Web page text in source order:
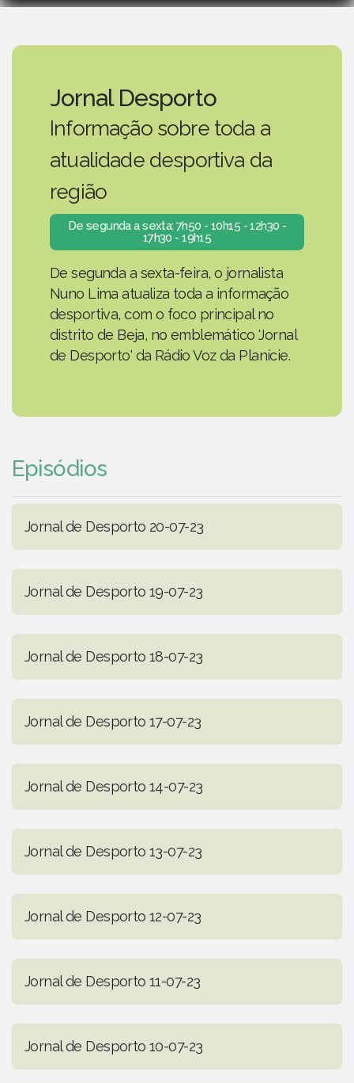
Jornal Desporto
Informação sobre toda a
atualidade desportiva da
região
De segunda a sexta: 7h50 - 10h15 - 12h30 -
17h30 - 19h15
De segunda a sexta-feira, o jornalista
Nuno Lima atualiza toda a informação
desportiva, com o foco principal no
distrito de Beja, no emblemático 'Jornal
de Desporto' da Rádio Voz da Planície.
Episódios
Jornal de Desporto 20-07-23
Jornal de Desporto 19-07-23
Jornal de Desporto 18-07-23
Jornal de Desporto 17-07-23
Jornal de Desporto 14-07-23
Jornal de Desporto 13-07-23
Jornal de Desporto 12-07-23
Jornal de Desporto 11-07-23
Jornal de Desporto 10-07-23